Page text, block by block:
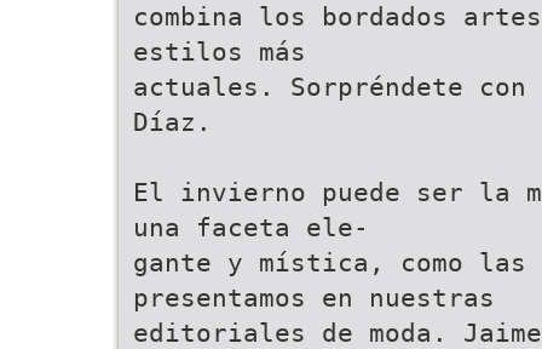
combina los bordados
estilos más
actuales. Sorpréndete
Díaz.
El invierno puede ser la
una faceta ele-
gante y mística, como las
presentamos en nuestras
editoriales de moda.